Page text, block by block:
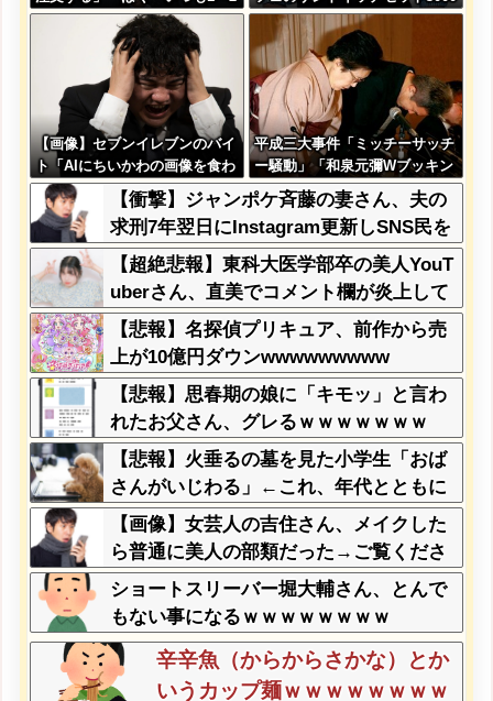
個しか使わないけど本当に20で
あってる？」 取専「あって
る」→結果『こう』なったんだ
がコレワイが悪いん
か？？？？？？？？
円ｗｗｗｗｗ
【画像】セブンイレブンのバイ
ト「AIにちいかわの画像を食わ
せてっと………できた！」→と
んでもないものが出来上がって
しまうw w w w w
平成三大事件「ミッチーサッチ
ー騒動」「和泉元彌Wブッキン
グ事件」あとひとつは？
【衝撃】ジャンポケ斉藤の妻さん、夫の
求刑7年翌日にInstagram更新しSNS民を
ザワつかせてしまう…
【超絶悲報】東科大医学部卒の美人YouT
uberさん、直美でコメント欄が炎上して
しまう…
【悲報】名探偵プリキュア、前作から売
上が10億円ダウンwwwwwwwww
【悲報】思春期の娘に「キモッ」と言わ
れたお父さん、グレるｗｗｗｗｗｗｗ
【悲報】火垂るの墓を見た小学生「おば
さんがいじわる」←これ、年代とともに
変わっていくよな…
【画像】女芸人の吉住さん、メイクした
ら普通に美人の部類だった→ご覧くださ
いw w w w w w w w
ショートスリーバー堀大輔さん、とんで
もない事になるｗｗｗｗｗｗｗｗ
辛辛魚（からからさかな）とか
いうカップ麺ｗｗｗｗｗｗｗｗ